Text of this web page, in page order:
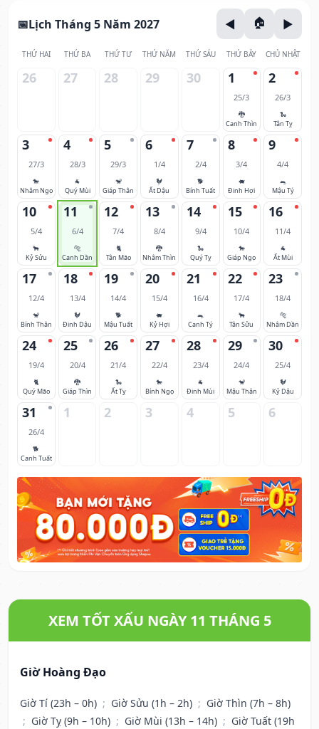
Lịch Tháng 5 Năm 2027
THỨ HAI THỨ BA THỨ TƯ THỨ NĂM THỨ SÁU THỨ BẢY CHỦ NHẬT
26 27 28 29 30 1
25/3
🐉
Canh Thìn
2
26/3
🐍
Tân Tỵ
3
27/3
🐎
Nhâm Ngọ
4
28/3
🐐
Quý Mùi
5
29/3
🐒
Giáp Thân
6
1/4
🐓
Ất Dậu
7
2/4
🐕
Bính Tuất
8
3/4
🐖
Đinh Hợi
9
4/4
🐀
Mậu Tý
10
5/4
🐂
Kỷ Sửu
11
6/4
🐅
Canh Dần
12
7/4
🐈
Tân Mão
13
8/4
🐉
Nhâm Thìn
14
9/4
🐍
Quý Tỵ
15
10/4
🐎
Giáp Ngọ
16
11/4
🐐
Ất Mùi
17
12/4
🐒
Bính Thân
18
13/4
🐓
Đinh Dậu
19
14/4
🐕
Mậu Tuất
20
15/4
🐖
Kỷ Hợi
21
16/4
🐀
Canh Tý
22
17/4
🐂
Tân Sửu
23
18/4
🐅
Nhâm Dần
24
19/4
🐈
Quý Mão
25
20/4
🐉
Giáp Thìn
26
21/4
🐍
Ất Tỵ
27
22/4
🐎
Bính Ngọ
28
23/4
🐐
Đinh Mùi
29
24/4
🐒
Mậu Thân
30
25/4
🐓
Kỷ Dậu
31
26/4
🐕
Canh Tuất
1 2 3 4 5 6
XEM TỐT XẤU NGÀY 11 THÁNG 5
Giờ Hoàng Đạo
Giờ Tí (23h – 0h) ; Giờ Sửu (1h – 2h) ; Giờ Thìn (7h – 8h)
; Giờ Tỵ (9h – 10h) ; Giờ Mùi (13h – 14h) ; Giờ Tuất (19h